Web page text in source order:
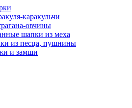
каракульчи
овчины
шапки из меха
из песца, пушнины
и замши